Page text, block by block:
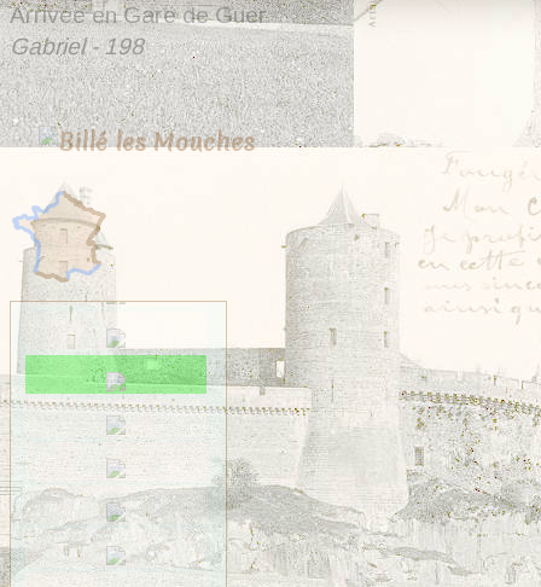
Arrivée en Gare de Guer
Gabriel - 198
23 cartes